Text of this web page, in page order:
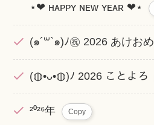
⋆❤︎ ʜᴀᴘᴘʏ ɴᴇᴡ ʏᴇᴀʀ ❤︎⋆
(๑´꒳`๑)ﾉ㊗️ 2026 あけおめ
(◍•ᴗ•◍)ﾉ 2026 ことよろ
²⁰²⁶年 Copy